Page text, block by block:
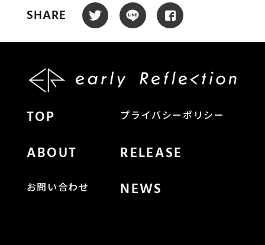
SHARE
TOP プライバシーポリシー
ABOUT RELEASE
お問い合わせ NEWS